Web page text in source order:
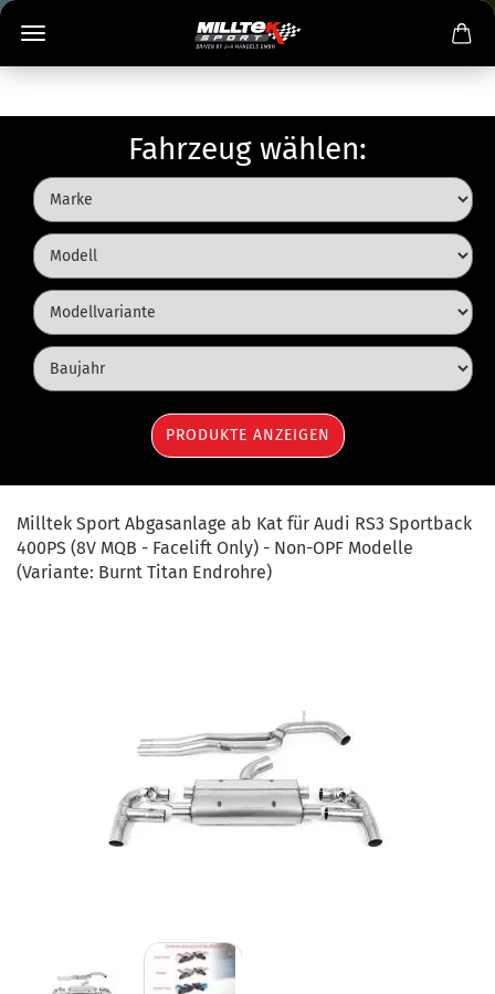
Fahrzeug wählen:
Milltek Sport Abgasanlage ab Kat für Audi RS3 Sportback
400PS (8V MQB - Facelift Only) - Non-OPF Modelle
(Variante: Burnt Titan Endrohre)